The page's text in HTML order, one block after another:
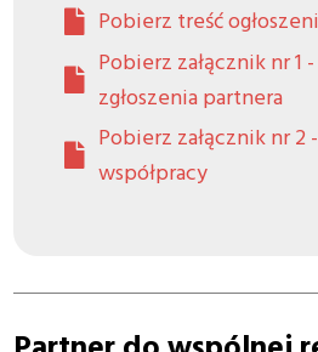
Pobierz treść
Pobierz załącznik nr 1
zgłoszenia partnera
Pobierz załącznik nr
współpracy